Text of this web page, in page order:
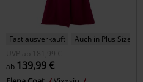
Fast ausverkauft
Auch in Plus Size
UVP
ab
181,99 €
ab 139,99 €